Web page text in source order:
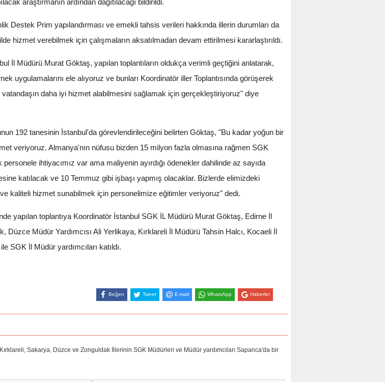
Destek Prim yapılandırması ve emekli tahsis verileri hakkında illerin durumları da
hizmet verebilmek için çalışmaların aksatılmadan devam ettirilmesi kararlaştırıldı.
İl Müdürü Murat Göktaş, yapılan toplantıların oldukça verimli geçtiğini anlatarak,
uygulamalarını ele alıyoruz ve bunları Koordinatör iller Toplantısında görüşerek
vatandaşın daha iyi hizmet alabilmesini sağlamak için gerçekleştiriyoruz" diye
192 tanesinin İstanbul'da görevlendirileceğini belirten Göktaş, "Bu kadar yoğun bir
veriyoruz. Almanya'nın nüfusu bizden 15 milyon fazla olmasına rağmen SGK
ihtiyacımız var ama maliyenin ayırdığı ödenekler dahilinde az sayıda
katılacak ve 10 Temmuz gibi işbaşı yapmış olacaklar. Bizlerde elimizdeki
kaliteli hizmet sunabilmek için personelimize eğitimler veriyoruz" dedi.
yapılan toplantıya Koordinatör İstanbul SGK İL Müdürü Murat Göktaş, Edirne İl
Düzce Müdür Yardımcısı Ali Yerlikaya, Kırklareli İl Müdürü Tahsin Halcı, Kocaeli İl
SGK İl Müdür yardımcıları katıldı.
Beğen Tweet E-mail WhatsApp Haberler
Sakarya, Düzce ve Zonguldak İllerinin SGK Müdürleri ve Müdür yardımcıları Sapanca'da bir